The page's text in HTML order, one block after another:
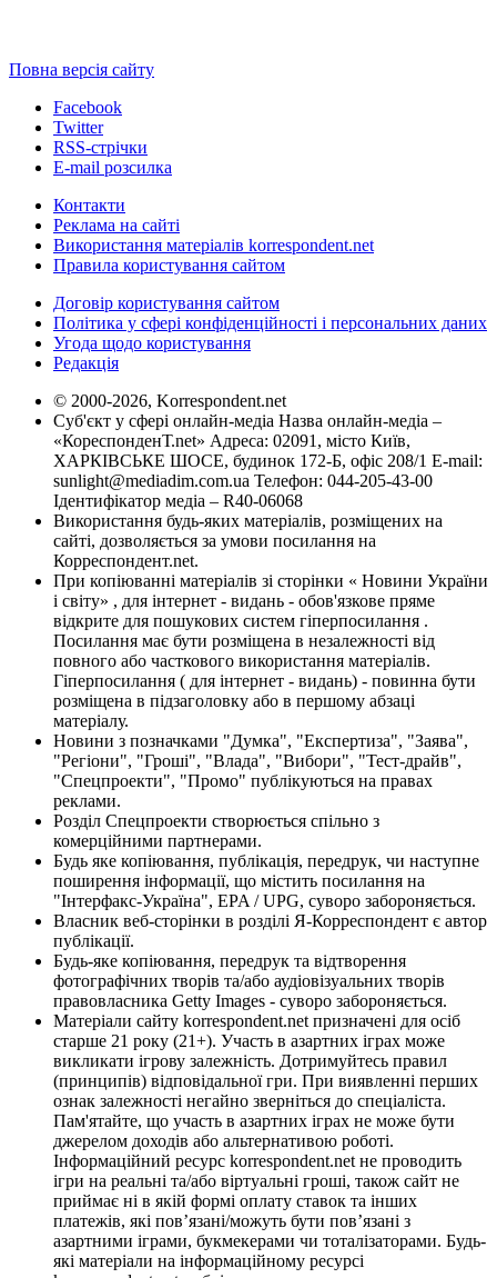
Повна версія сайту
Facebook
Twitter
RSS-стрічки
E-mail розсилка
Контакти
Реклама на сайті
Використання матеріалів korrespondent.net
Правила користування сайтом
Договір користування сайтом
Політика у сфері конфіденційності і персональних даних
Угода щодо користування
Редакція
© 2000-2026, Korrespondent.net
Суб'єкт у сфері онлайн-медіа Назва онлайн-медіа –
«КореспонденТ.net» Адреса: 02091, місто Київ,
ХАРКІВСЬКЕ ШОСЕ, будинок 172-Б, офіс 208/1 E-mail:
sunlight@mediadim.com.ua Телефон: 044-205-43-00
Ідентифікатор медіа – R40-06068
Використання будь-яких матеріалів, розміщених на
сайті, дозволяється за умови посилання на
Корреспондент.net.
При копіюванні матеріалів зі сторінки « Новини України
і світу» , для інтернет - видань - обов'язкове пряме
відкрите для пошукових систем гіперпосилання .
Посилання має бути розміщена в незалежності від
повного або часткового використання матеріалів.
Гіперпосилання ( для інтернет - видань) - повинна бути
розміщена в підзаголовку або в першому абзаці
матеріалу.
Новини з позначками "Думка", "Експертиза", "Заява",
"Регіони", "Гроші", "Влада", "Вибори", "Тест-драйв",
"Спецпроекти", "Промо" публікуються на правах
реклами.
Розділ Спецпроекти створюється спільно з
комерційними партнерами.
Будь яке копіювання, публікація, передрук, чи наступне
поширення інформації, що містить посилання на
"Інтерфакс-Україна", EPA / UPG, суворо забороняється.
Власник веб-сторінки в розділі Я-Корреспондент є автор
публікації.
Будь-яке копіювання, передрук та відтворення
фотографічних творів та/або аудіовізуальних творів
правовласника Getty Images - суворо забороняється.
Матеріали сайту korrespondent.net призначені для осіб
старше 21 року (21+). Участь в азартних іграх може
викликати ігрову залежність. Дотримуйтесь правил
(принципів) відповідальної гри. При виявленні перших
ознак залежності негайно зверніться до спеціаліста.
Пам'ятайте, що участь в азартних іграх не може бути
джерелом доходів або альтернативою роботі.
Інформаційний ресурс korrespondent.net не проводить
ігри на реальні та/або віртуальні гроші, також сайт не
приймає ні в якій формі оплату ставок та інших
платежів, які пов’язані/можуть бути пов’язані з
азартними іграми, букмекерами чи тоталізаторами. Будь-
які матеріали на інформаційному ресурсі